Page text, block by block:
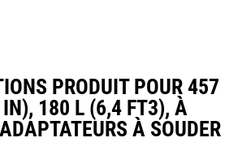
PRODUIT POUR 457
180 L (6,4 FT3), À
À SOUDER